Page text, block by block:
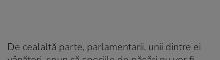
De cealaltă parte, parlamentarii, unii dintre ei